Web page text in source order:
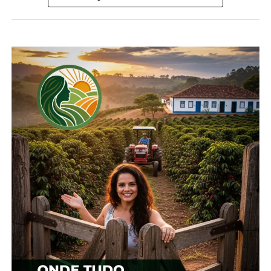
novembro que 85% da área plantada de milho está
em condição boa, 14% em situação mediana e
A expectativa é que sejam produzidas 3,9 milhões
de toneladas nesta em todo o estado.
FERNANDES PINHEIRO
As culturas cultivadas por Cléo e a produção leiteira
estão entre as principais atividades do agro de
Fernandes Pinheiro, se considerado o retorno
financeiro. “Fernandes Pinheiro é um município
em que a economia é atrelada a agricultura”, afirma
o produtor rural.
No ano passado a soja foi o principal destaque da
agricultura, correspondendo a 33,65% do VBP